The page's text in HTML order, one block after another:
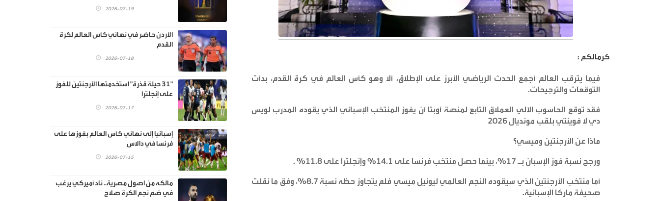
كرمالكم :
فيما يترقب العالم أجمع الحدث الرياضي الأبرز على الإطلاق، ألا وهو كأس العالم في كرة القدم، بدأت
التوقعات والترجيحات.
فقد توقع الحاسوب الآلي العملاق التابع لمنصة أوبتا أن يفوز المنتخب الإسباني الذي يقوده المدرب لويس
دي لا فوينتي بلقب مونديال 2026
ماذا عن الأرجنتين وميسي؟
ورجح نسبة فوز الإسبان بـ 17%، بينما حصل منتخب فرنسا على 14.1% وإنجلترا على 11.8
% .
أما منتخب الأرجنتين الذي سيقوده النجم العالمي ليونيل ميسي فلم يتجاوز حظه نسبة 8.7%، وفق ما نقلت
صحيفة ماركا الإسبانية.
2026-07-19
الأردن حاضر في نهائي كأس العالم لكرة
القدم
2026-07-18
"31 حيلة قذرة" استخدمتها الأرجنتين للفوز
على إنجلترا
2026-07-17
إسبانيا إلى نهائي كأس العالم بفوزها على
فرنسا في دالاس
2026-07-15
مالكه من اصول مصرية.. ناد أميركي يرغب
في ضم نجم الكرة صلاح